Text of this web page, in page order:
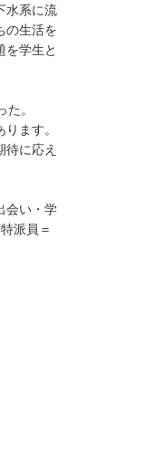
水系に流
の生活を
を学生と
。
ます。
に応え
会い・学
派員＝